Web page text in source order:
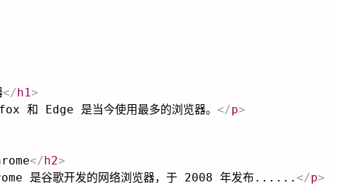
</h1>
和 Edge 是当今使用最多的浏览器。 </p>
</h2>
是谷歌开发的网络浏览器，于 2008 年发布...... </p>